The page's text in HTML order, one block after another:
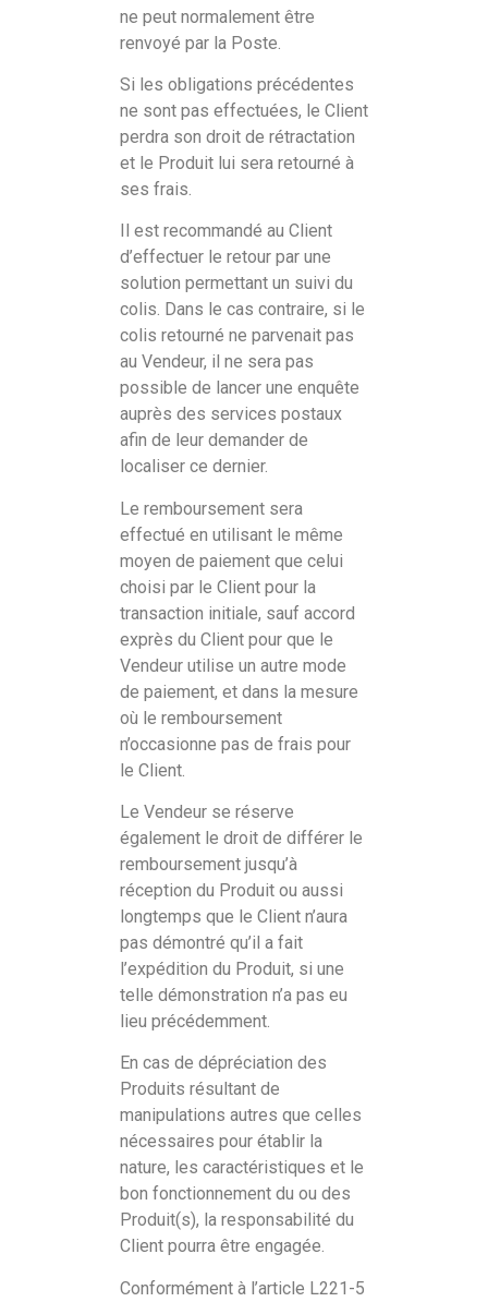
ne peut normalement être
renvoyé par la Poste.
Si les obligations précédentes
ne sont pas effectuées, le Client
perdra son droit de rétractation
et le Produit lui sera retourné à
ses frais.
Il est recommandé au Client
d’effectuer le retour par une
solution permettant un suivi du
colis. Dans le cas contraire, si le
colis retourné ne parvenait pas
au Vendeur, il ne sera pas
possible de lancer une enquête
auprès des services postaux
afin de leur demander de
localiser ce dernier.
Le remboursement sera
effectué en utilisant le même
moyen de paiement que celui
choisi par le Client pour la
transaction initiale, sauf accord
exprès du Client pour que le
Vendeur utilise un autre mode
de paiement, et dans la mesure
où le remboursement
n’occasionne pas de frais pour
le Client.
Le Vendeur se réserve
également le droit de différer le
remboursement jusqu’à
réception du Produit ou aussi
longtemps que le Client n’aura
pas démontré qu’il a fait
l’expédition du Produit, si une
telle démonstration n’a pas eu
lieu précédemment.
En cas de dépréciation des
Produits résultant de
manipulations autres que celles
nécessaires pour établir la
nature, les caractéristiques et le
bon fonctionnement du ou des
Produit(s), la responsabilité du
Client pourra être engagée.
Conformément à l’article L221-5